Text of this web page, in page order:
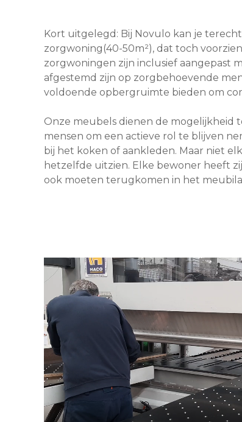
Kort uitgelegd: Bij Novulo kan je
zorgwoning(40-50m²), dat toch
zorgwoningen zijn inclusief aangepast
afgestemd zijn op zorgbehoevende
voldoende opbergruimte bieden om
Onze meubels dienen de mogelijkheid
mensen om een actieve rol te blijven
bij het koken of aankleden. Maar niet
hetzelfde uitzien. Elke bewoner heeft
ook moeten terugkomen in het